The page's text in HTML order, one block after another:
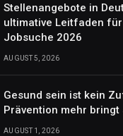
Stellenangebote in
ultimative Leitfaden
Jobsuche 2026
AUGUST 5, 2026
Gesund sein ist kein
Prävention mehr bringt
AUGUST 1, 2026